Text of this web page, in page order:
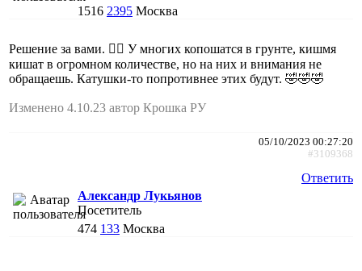
1516 2395 Москва
Решение за вами. 🤷‍♀️ У многих копошатся в грунте, кишмя
кишат в огромном количестве, но на них и внимания не
обращаешь. Катушки-то попротивнее этих будут. 🤣🤣🤣
Изменено 4.10.23 автор Крошка РУ
05/10/2023 00:27:20
#3109368
Ответить
Александр Лукьянов
Посетитель
474 133 Москва